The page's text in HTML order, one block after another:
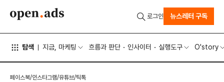
탐색 지금, 마케팅 흐름과 판단 인사이터 실행도구 O'story
로그인 뉴스레터 구독
페이스북/인스타그램/유튜브/틱톡